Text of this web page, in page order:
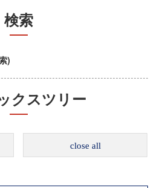
検索
)
クスツリー
close all